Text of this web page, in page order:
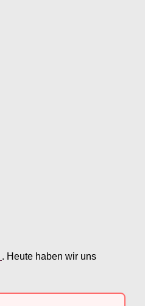
. Heute haben wir uns